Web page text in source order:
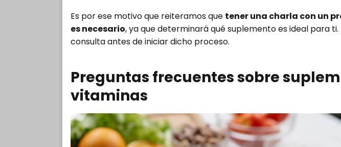
Es por ese motivo que reiteramos que tener una charla con un
es necesario, ya que determinará qué suplemento es ideal para
consulta antes de iniciar dicho proceso.
Preguntas frecuentes sobre
vitaminas